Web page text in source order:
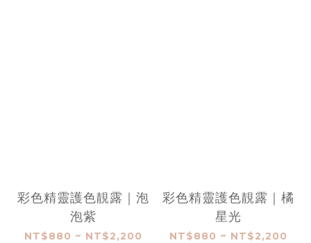
彩色精靈護色靚露｜泡
泡紫
NT$880 ~ NT$2,200
彩色精靈護色靚露｜橘
星光
NT$880 ~ NT$2,200